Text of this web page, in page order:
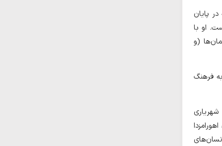
۷۲) اشاره دارد. البته در پایان
او با
(و
فرهنگ